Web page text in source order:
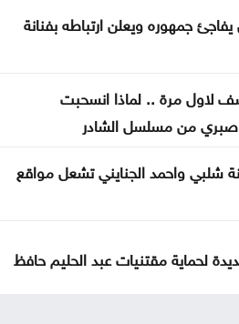
جمهوره ويعلن ارتباطه بفنانة
لاول مرة .. لماذا انسحبت
من مسلسل الشادر
شلبي واحمد الجنايني تشعل مواقع
لحماية مقتنيات عبد الحليم حافظ